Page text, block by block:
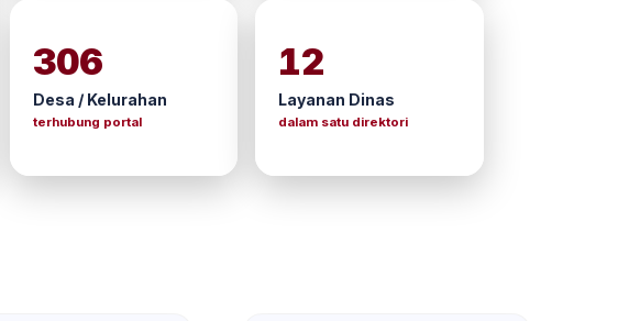
306
Desa / Kelurahan
terhubung portal
12
Layanan Dinas
dalam satu direktori